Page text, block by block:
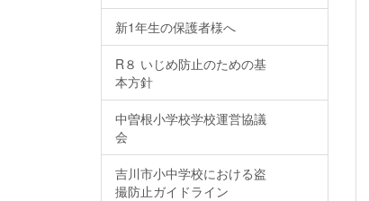
新1年生の保護者様へ
R８ いじめ防止のための基
本方針
中曽根小学校学校運営協議
会
吉川市小中学校における盗
撮防止ガイドライン